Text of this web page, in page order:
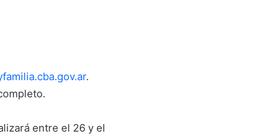
.
entre el 26 y el